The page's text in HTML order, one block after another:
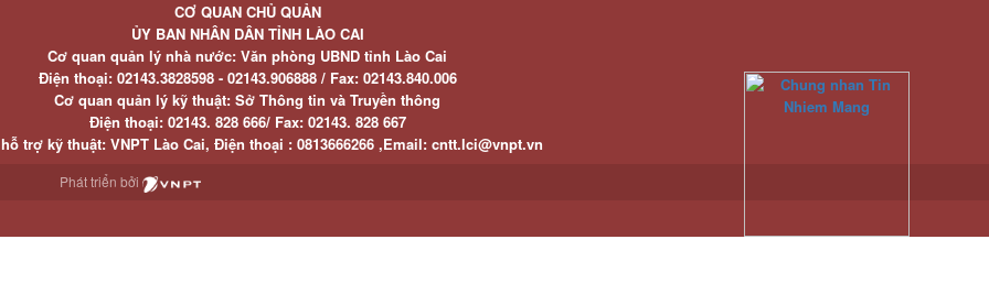
CƠ QUAN CHỦ QUẢN
ỦY BAN NHÂN DÂN TỈNH LÀO CAI
Cơ quan quản lý nhà nước: Văn phòng UBND tỉnh Lào Cai
Điện thoại:02143.3828598 - 02143.906888 / Fax:02143.840.006
Cơ quan quản lý kỹ thuật: Sở Thông tin và Truyền thông
Điện thoại:02143. 828 666/ Fax:02143. 828 667
trợ kỹ thuật: VNPT Lào Cai, Điện thoại : 0813666266 ,Email: cntt.lci@vnpt.vn
Phát triển bởi